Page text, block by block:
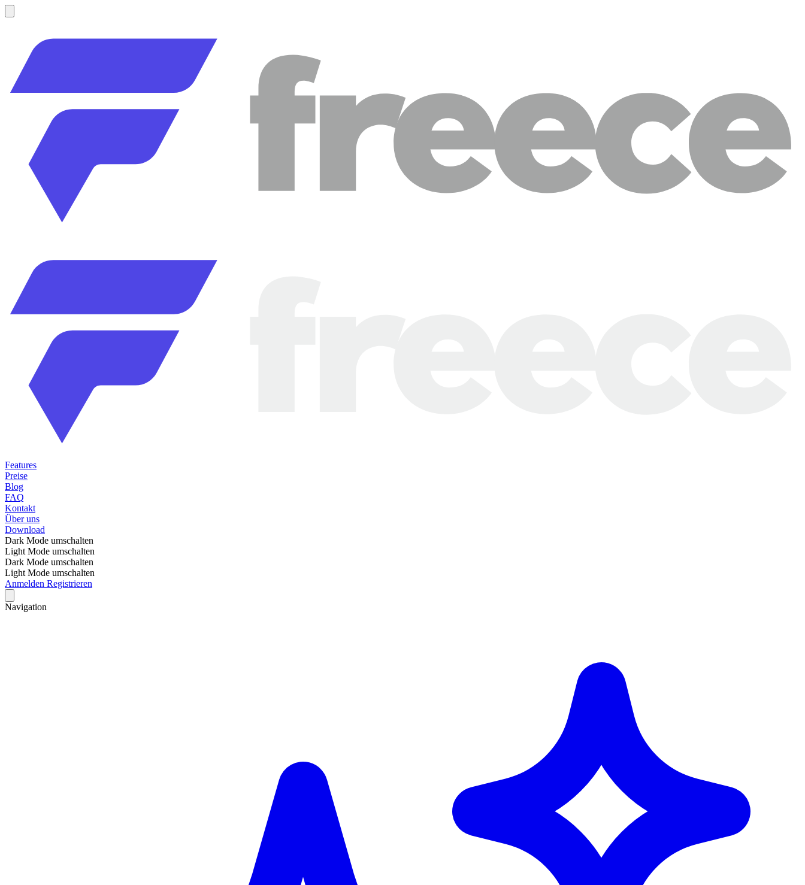
Features
Preise
Blog
FAQ
Kontakt
Über uns
Download
Dark Mode umschalten
Light Mode umschalten
Dark Mode umschalten
Light Mode umschalten
Anmelden Registrieren
Navigation